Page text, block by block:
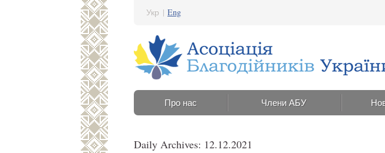
Укр | Eng
Про нас Члени АБУ
Daily Archives: 12.12.2021